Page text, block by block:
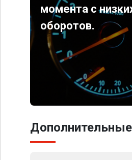
момента с
оборотов.